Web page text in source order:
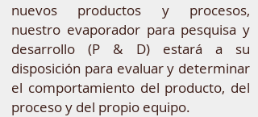
nuevos productos y procesos,
nuestro evaporador para pesquisa y
desarrollo (P & D) estará a su
disposición para evaluar y determinar
el comportamiento del producto, del
proceso y del propio equipo.